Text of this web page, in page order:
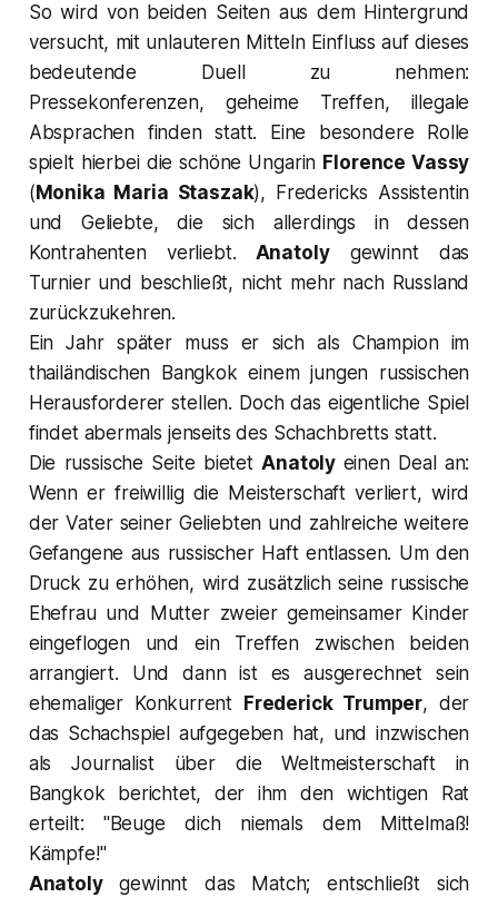
So wird von beiden Seiten aus dem Hintergrund
versucht, mit unlauteren Mitteln Einfluss auf dieses
bedeutende Duell zu nehmen:
Pressekonferenzen, geheime Treffen, illegale
Absprachen finden statt. Eine besondere Rolle
spielt hierbei die schöne Ungarin Florence Vassy
( Monika Maria Staszak), Fredericks Assistentin
und Geliebte, die sich allerdings in dessen
Kontrahenten verliebt. Anatolygewinnt das
Turnier und beschließt, nicht mehr nach Russland
zurückzukehren.
Ein Jahr später muss er sich als Champion im
thailändischen Bangkok einem jungen russischen
Herausforderer stellen. Doch das eigentliche Spiel
findet abermals jenseits des Schachbretts statt.
Die russische Seite bietetAnatoly einen Deal an:
Wenn er freiwillig die Meisterschaft verliert, wird
der Vater seiner Geliebten und zahlreiche weitere
Gefangene aus russischer Haft entlassen. Um den
Druck zu erhöhen, wird zusätzlich seine russische
Ehefrau und Mutter zweier gemeinsamer Kinder
eingeflogen und ein Treffen zwischen beiden
arrangiert. Und dann ist es ausgerechnet sein
ehemaliger Konkurrent
Frederick Trumper, der
das Schachspiel aufgegeben hat, und inzwischen
als Journalist über die Weltmeisterschaft in
Bangkok berichtet, der ihm den wichtigen Rat
erteilt: "Beuge dich niemals dem Mittelmaß!
Kämpfe!"
Anatoly
gewinnt das Match; entschließt sich